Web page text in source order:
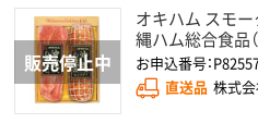
オキハム スモ
縄ハム総合食品
お申込番号：
直送品 株式